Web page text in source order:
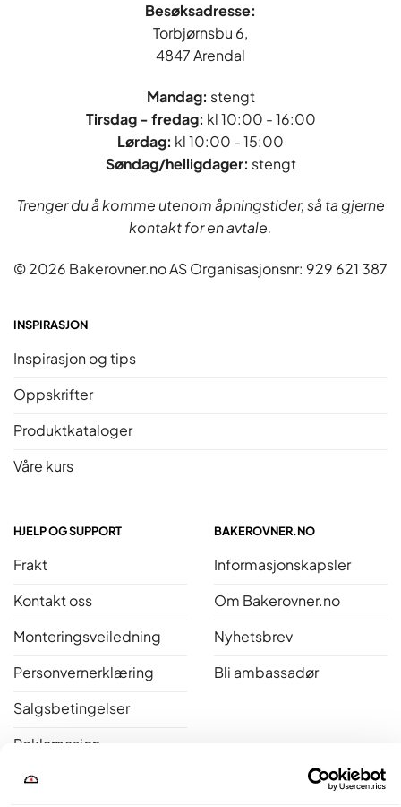
Besøksadresse:
Torbjørnsbu 6,
4847 Arendal
Mandag: stengt
Tirsdag - fredag: kl 10:00 - 16:00
Lørdag: kl 10:00 - 15:00
Søndag/helligdager: stengt
Trenger du å komme utenom åpningstider, så ta gjerne
kontakt for en avtale.
© 2026 Bakerovner.no AS Organisasjonsnr: 929 621 387
INSPIRASJON
Inspirasjon og tips
Oppskrifter
Produktkataloger
Våre kurs
HJELP OG SUPPORT
Frakt
Kontakt oss
Monteringsveiledning
Personvernerklæring
Salgsbetingelser
Reklamasjon
Åpent kjøp
BAKEROVNER.NO
Informasjonskapsler
Om Bakerovner.no
Nyhetsbrev
Bli ambassadør